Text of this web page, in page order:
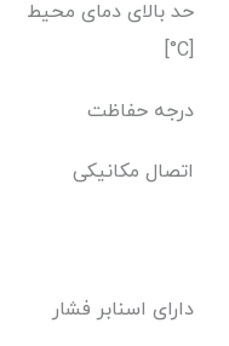
حد بالای دمای محیط
[C°]
درجه حفاظت
اتصال مکانیکی
دارای اسنابر فشار